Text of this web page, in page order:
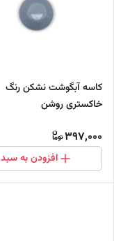
کاسه آبگوشت نشکن رنگ
خاکستری روشن
397,000
افزودن به سبد